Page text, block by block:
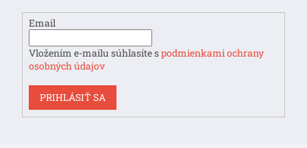
Email
Vložením e-mailu súhlasíte spodmienkami ochrany
osobných údajov
PRIHLÁSIŤ SA